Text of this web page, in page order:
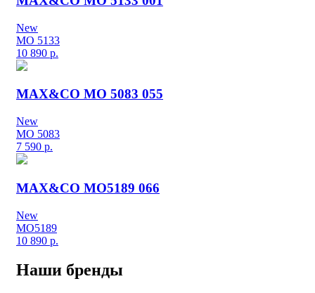
New
MO 5133
10 890 р.
MAX&CO MO 5083 055
New
MO 5083
7 590 р.
MAX&CO MO5189 066
New
MO5189
10 890 р.
Наши бренды